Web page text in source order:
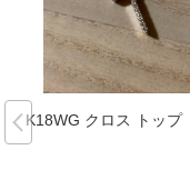
K18WG クロス トップ